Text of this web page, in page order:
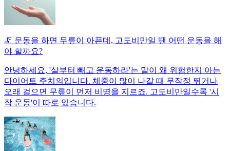
🦵 운동을 하면 무릎이 아픈데, 고도비만일 땐 어떤 운동을 해
야 할까요?
안녕하세요, '살부터 빼고 운동하라'는 말이 왜 위험한지 아는
다이어트 주치의입니다. 체중이 많이 나갈 때 무작정 뛰거나
오래 걸으면 무릎이 먼저 비명을 지르죠. 고도비만일수록 '시
작 운동'이 따로 있습니다.